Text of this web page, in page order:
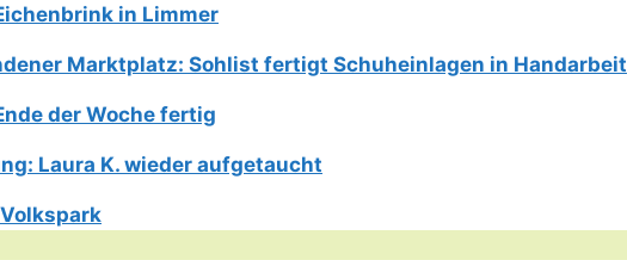
in Limmer
Marktplatz: Sohlist fertigt Schuheinlagen in Handarbeit
der Woche fertig
Laura K. wieder aufgetaucht